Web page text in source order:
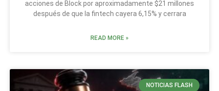
acciones de Block por aproximadamente $21 millones
después de que la fintech cayera 6,15% y cerrara
READ MORE »
NOTICIAS FLASH